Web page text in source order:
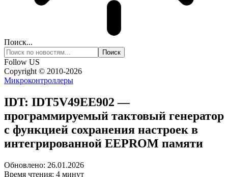
Поиск...
Follow US
Copyright © 2010-2026
Микроконтроллеры
IDT: IDT5V49EE902 —
программируемый тактовый генератор
с функцией сохранения настроек в
интегрированной EEPROM памяти
Обновлено: 26.01.2026
Время чтения: 4 минут